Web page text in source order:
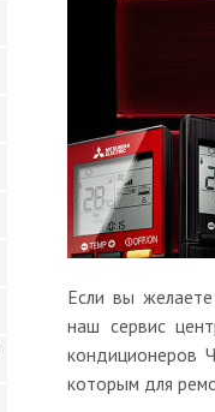
Если вы
наш сервис
кондиционеров
которым для